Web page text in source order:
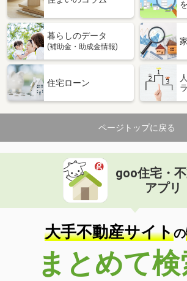
暮らしのデータ
(補助金・助成金情報)
住宅ローン
ページトップに戻る
goo住宅・
アプリ
大手不動産サイトの
まとめて検